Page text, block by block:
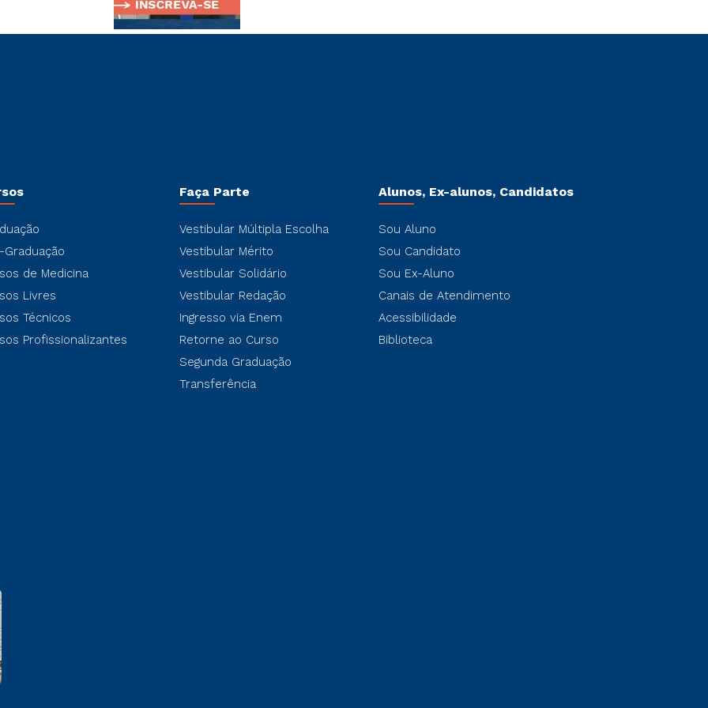
Graduação
de Medicina
Livres
Técnicos
Profissionalizantes
Faça Parte
Vestibular Múltipla Escolha
Vestibular Mérito
Vestibular Solidário
Vestibular Redação
Ingresso via Enem
Retorne ao Curso
Segunda Graduação
Transferência
Alunos, Ex-alunos, Candidatos
Sou Aluno
Sou Candidato
Sou Ex-Aluno
Canais de Atendimento
Acessibilidade
Biblioteca